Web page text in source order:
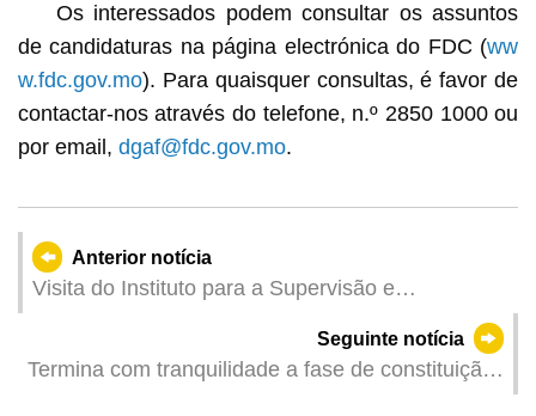
Os interessados podem consultar os assuntos
de candidaturas na página electrónica do FDC (ww
w.fdc.gov.mo). Para quaisquer consultas, é favor de
contactar-nos através do telefone, n.º 2850 1000 ou
por email, dgaf@fdc.gov.mo.
Anterior notícia
Visita do Instituto para a Supervisão e
Vietname para participar no Fórum para a
Harmonização de Medicamentos Fitoterápicos na
Seguinte notícia
Termina com tranquilidade a fase de constituição